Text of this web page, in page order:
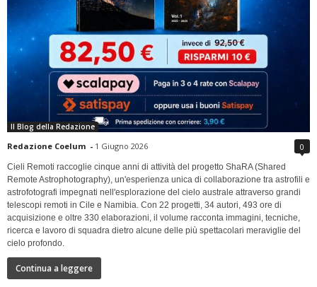
Il Blog della Redazione
Redazione Coelum - 1 Giugno 2026 0
Cieli Remoti raccoglie cinque anni di attività del progetto ShaRA (Shared
Remote Astrophotography), un'esperienza unica di collaborazione tra astrofili e
astrofotografi impegnati nell'esplorazione del cielo australe attraverso grandi
telescopi remoti in Cile e Namibia. Con 22 progetti, 34 autori, 493 ore di
acquisizione e oltre 330 elaborazioni, il volume racconta immagini, tecniche,
ricerca e lavoro di squadra dietro alcune delle più spettacolari meraviglie del
cielo profondo.
Continua a leggere